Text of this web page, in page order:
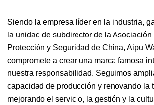
Siendo la empresa líder en la industria,
la unidad de subdirector de la
Protección y Seguridad de China, Aipu
compromete a crear una marca famosa
nuestra responsabilidad. Seguimos
capacidad de producción y renovando la
mejorando el servicio, la gestión y la